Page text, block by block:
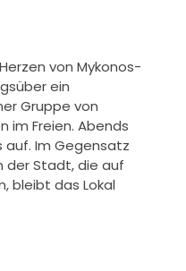
von Mykonos-
ein
Gruppe von
im Freien. Abends
auf. Im Gegensatz
der Stadt, die auf
bleibt das Lokal